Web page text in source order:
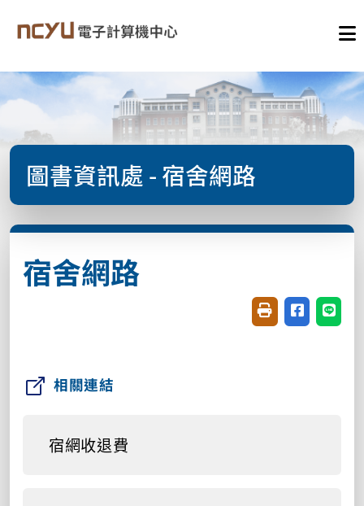
圖書資訊處 - 宿舍網路
宿舍網路
友善列印(開新視
分享至臉書
分享
相關連結
宿網收退費